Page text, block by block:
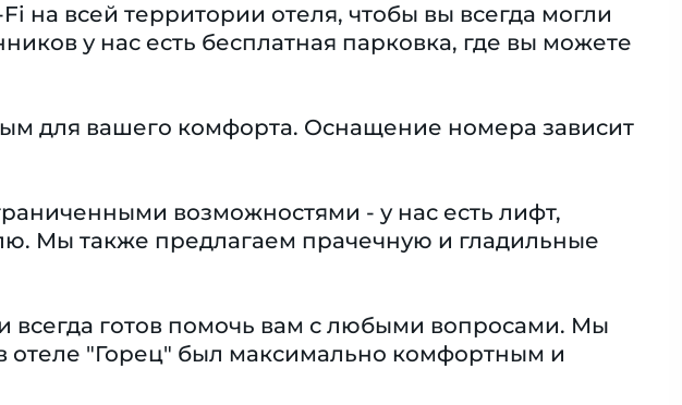
на всей территории отеля, чтобы вы всегда могли
у нас есть бесплатная парковка, где вы можете
для вашего комфорта. Оснащение номера зависит
возможностями - у нас есть лифт,
Мы также предлагаем прачечную и гладильные
всегда готов помочь вам с любыми вопросами. Мы
отеле "Горец" был максимально комфортным и